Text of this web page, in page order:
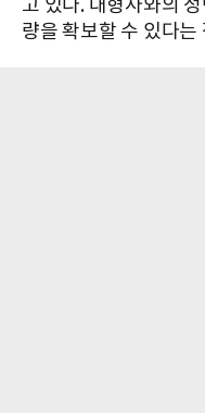
고 있다. 대형사와의
량을 확보할 수 있다